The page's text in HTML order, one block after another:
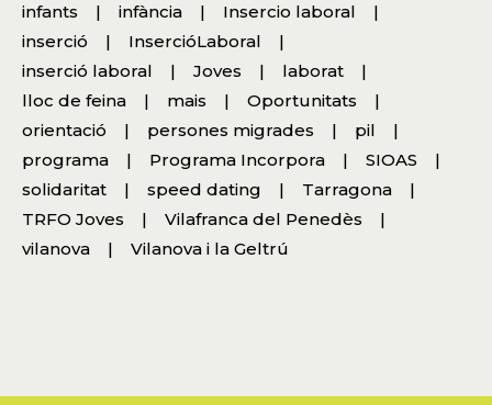
infants
infància
Insercio laboral
inserció
InsercióLaboral
inserció laboral
Joves
laborat
lloc de feina
mais
Oportunitats
orientació
persones migrades
pil
programa
Programa Incorpora
SIOAS
solidaritat
speed dating
Tarragona
TRFO Joves
Vilafranca del Penedès
vilanova
Vilanova i la Geltrú